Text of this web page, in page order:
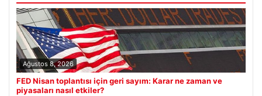
Ağustos 8, 2026
FED Nisan toplantısı için geri sayım: Karar ne zaman ve
piyasaları nasıl etkiler?